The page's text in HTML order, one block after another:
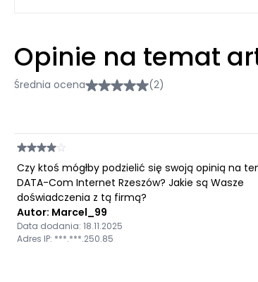
Opinie na temat
Średnia ocena (2)
Czy ktoś mógłby podzielić się swoją opinią na
DATA-Com Internet Rzeszów? Jakie są Wasze
doświadczenia z tą firmą?
Autor: Marcel_99
Data dodania: 18.11.2025
Adres IP: ***.***.250.85